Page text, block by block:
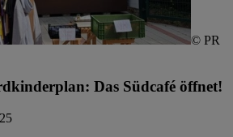
© PR
Das Südcafé öffnet!